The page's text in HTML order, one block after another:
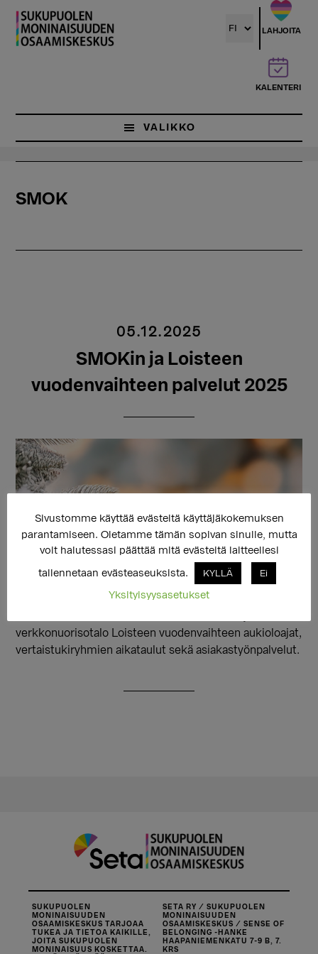
Hyppää
pääsisältöön
LAHJOITA
KALENTERI
VALIKKO
SMOK
05.12.2025
SMOKin ja Loisteen
vuodenvaihteen palvelut 2025
Tässä tiedotteessa kerromme Sukupuolen
verkkonuorisotalo Loisteen vuodenvaihteen aukioloajat,
vertaistukiryhmien aikataulut sekä asiakastyönpalvelut.
SUKUPUOLEN
MONINAISUUDEN
OSAAMISKESKUS TARJOAA
TUKEA JA TIETOA KAIKILLE,
JOITA SUKUPUOLEN
MONINAISUUS KOSKETTAA.
SETA RY / SUKUPUOLEN
MONINAISUUDEN
OSAAMISKESKUS / SENSE OF
BELONGING -HANKE
HAAPANIEMENKATU 7-9 B, 7.
KRS
Sivustomme käyttää evästeitä käyttäjäkokemuksen
parantamiseen. Oletamme tämän sopivan sinulle, mutta
voit halutessasi päättää mitä evästeitä laitteellesi
tallennetaan evästeaseuksista. KYLLÄ Ei
Yksityisyysasetukset